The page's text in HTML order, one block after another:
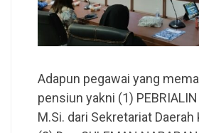
Adapun pegawai yang
pensiun yakni (1) PEBRIALIN
M.Si. dari Sekretariat Daerah